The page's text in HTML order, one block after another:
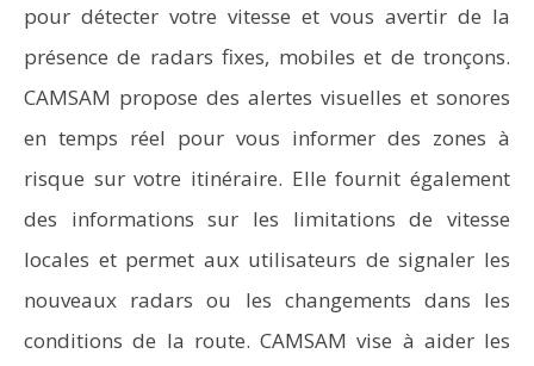
pour détecter votre vitesse et vous avertir de la
présence de radars fixes, mobiles et de tronçons.
CAMSAM propose des alertes visuelles et sonores
en temps réel pour vous informer des zones à
risque sur votre itinéraire. Elle fournit également
des informations sur les limitations de vitesse
locales et permet aux utilisateurs de signaler les
nouveaux radars ou les changements dans les
conditions de la route. CAMSAM vise à aider les